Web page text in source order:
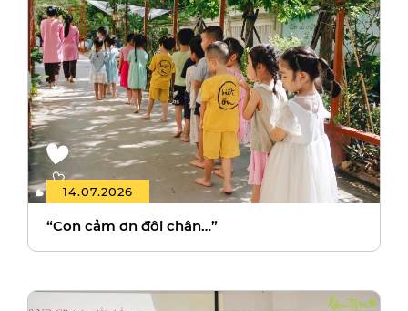
14.07.2026
“Con cảm ơn đôi chân…”